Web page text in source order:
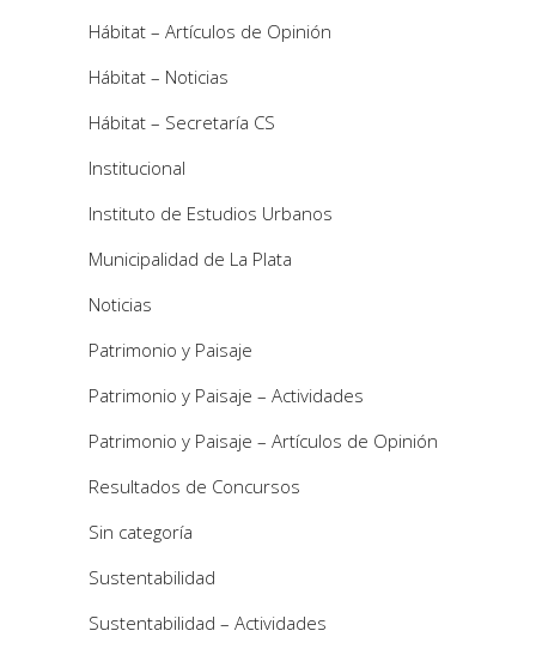
Hábitat – Artículos de Opinión
Hábitat – Noticias
Hábitat – Secretaría CS
Institucional
Instituto de Estudios Urbanos
Municipalidad de La Plata
Noticias
Patrimonio y Paisaje
Patrimonio y Paisaje – Actividades
Patrimonio y Paisaje – Artículos de Opinión
Resultados de Concursos
Sin categoría
Sustentabilidad
Sustentabilidad – Actividades